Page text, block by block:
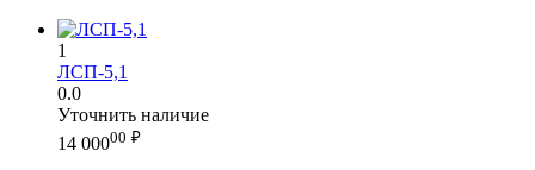
1
ЛСП-5,1
0.0
Уточнить наличие
14 00000 ₽